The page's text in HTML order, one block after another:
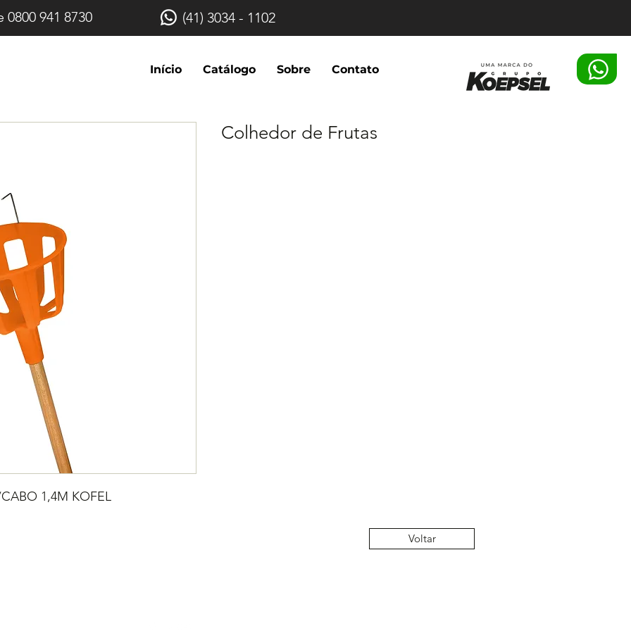
0800 941 8730 (41) 3034 - 1102
Início Catálogo Sobre Contato
1,4M KOFEL
Colhedor de Frutas
Voltar